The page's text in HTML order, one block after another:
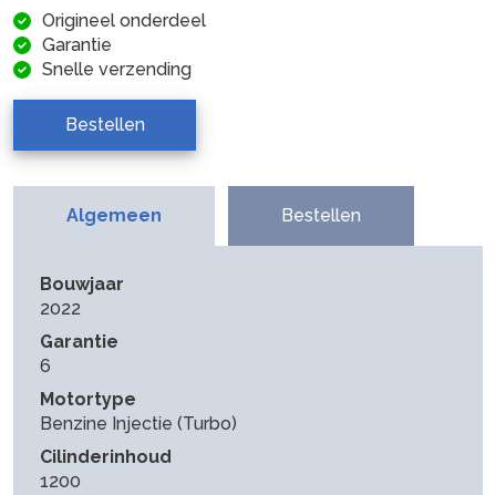
Origineel onderdeel
Garantie
Snelle verzending
Bestellen
Algemeen Bestellen
Bouwjaar
2022
Garantie
6
Motortype
Benzine Injectie (Turbo)
Cilinderinhoud
1200